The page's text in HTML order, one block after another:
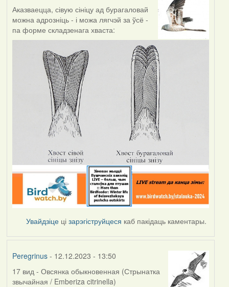
Аказваецца, сівую сініцу ад бурагаловай
можна адрозніць - і можа лягчэй за ўсё -
па форме складзенага хваста:
Увайдзіце цізарэгіструйцеся каб пакідаць каментары.
Peregrinus- 12.12.2023 - 13:50
17 вид - Овсянка обыкновенная (Стрынатка
звычайная / Emberiza citrinella)